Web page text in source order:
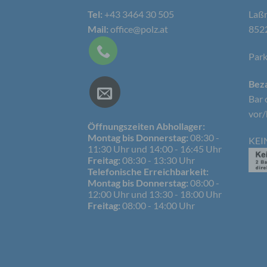
Tel: +43 3464 30 505
Mail: office@polz.at
Öffnungszeiten Abhollager:
Montag bis Donnerstag: 08:30 -
11:30 Uhr und 14:00 - 16:45 Uhr
Freitag: 08:30 - 13:30 Uhr
Telefonische Erreichbarkeit:
Montag bis Donnerstag: 08:00 -
12:00 Uhr und 13:30 - 18:00 Uhr
Freitag: 08:00 - 14:00 Uhr
Bar
vor/
b)
c)